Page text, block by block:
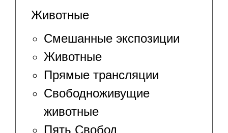
Животные
Смешанные экспозиции
Животные
Прямые трансляции
Свободноживущие
животные
Пять Свобод